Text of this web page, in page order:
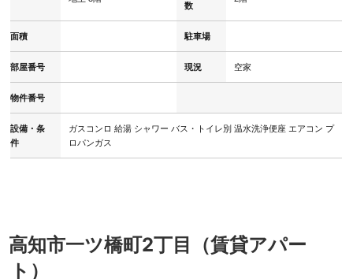
数
面積 駐車場
部屋番号 現況 空家
物件番号
設備・条
件
ガスコンロ 給湯 シャワー バス・トイレ別 温水洗浄便座 エアコン プ
ロパンガス
高知市一ツ橋町2丁目（賃貸アパー
ト）